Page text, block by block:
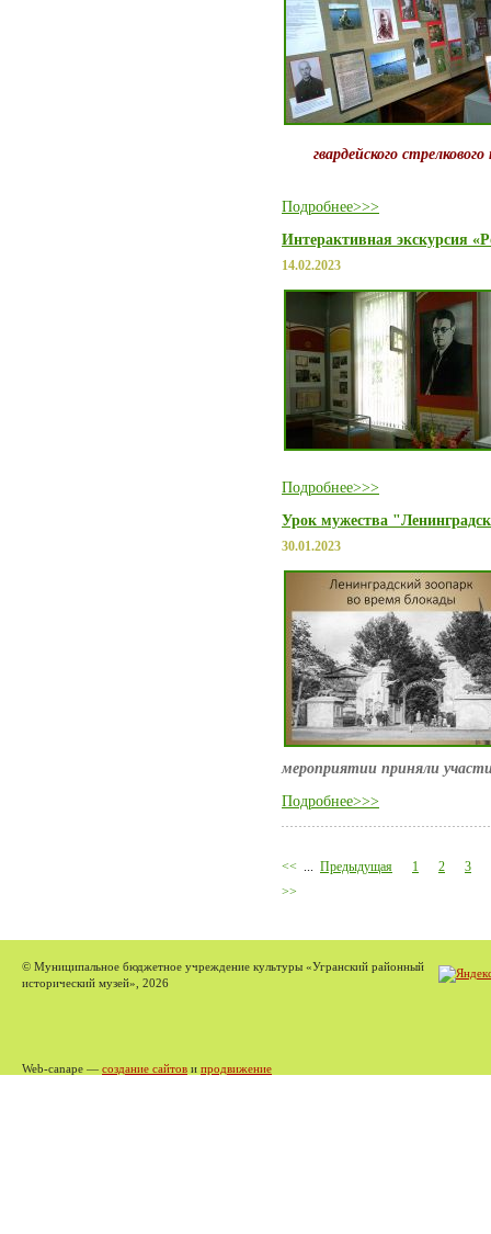
гвардейского стрелкового
Подробнее>>>
Интерактивная экскурсия
14.02.2023
Подробнее>>>
Урок мужества
30.01.2023
мероприятии приняли
Подробнее>>>
<< Предыдущая 1 2
3
>>
© Муниципальное бюджетное учреждение культуры «Угранский районный
исторический музей», 2026
Web-canape — создание сайтов и продвижение